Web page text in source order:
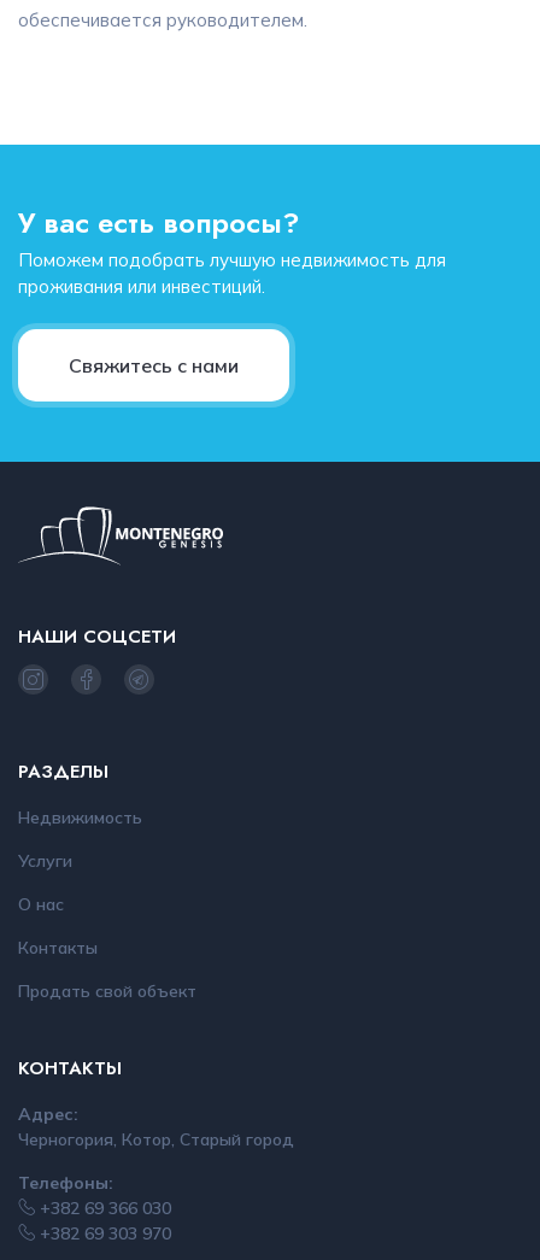
обеспечивается руководителем.
У вас есть вопросы?
Поможем подобрать лучшую недвижимость для
проживания или инвестиций.
Свяжитесь с нами
НАШИ СОЦСЕТИ
РАЗДЕЛЫ
Недвижимость
Услуги
О нас
Контакты
Продать свой объект
КОНТАКТЫ
Адрес:
Черногория, Котор, Старый город
Телефоны:
+382 69 366 030
+382 69 303 970